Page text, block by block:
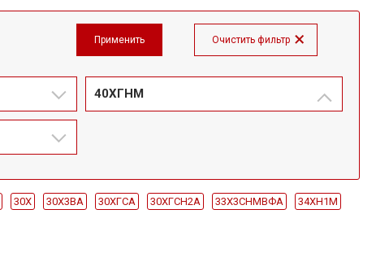
40ХГНМ
30Х 30Х3ВА 30ХГСА 30ХГСН2А 33Х3СНМВФА 34ХН1М